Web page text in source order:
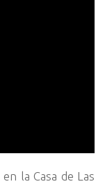
la Casa de Las